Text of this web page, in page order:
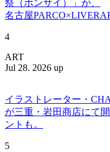
祭（ボンサイ）」が、
名古屋
4
ART
Jul 28. 2026 up
イラストレーター・
が三重・岩田商店にて
ントも。
5